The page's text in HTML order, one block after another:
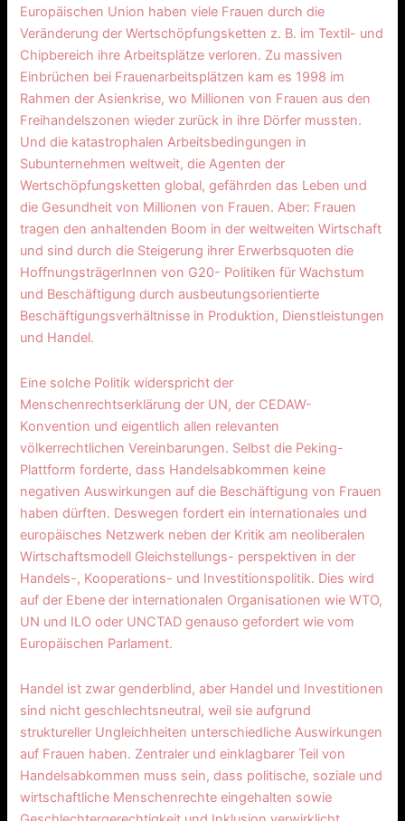
Europäischen Union haben viele Frauen durch die
Veränderung der Wertschöpfungsketten z. B. im Textil- und
Chipbereich ihre Arbeitsplätze verloren. Zu massiven
Einbrüchen bei Frauenarbeitsplätzen kam es 1998 im
Rahmen der Asienkrise, wo Millionen von Frauen aus den
Freihandelszonen wieder zurück in ihre Dörfer mussten.
Und die katastrophalen Arbeitsbedingungen in
Subunternehmen weltweit, die Agenten der
Wertschöpfungsketten global, gefährden das Leben und
die Gesundheit von Millionen von Frauen. Aber: Frauen
tragen den anhaltenden Boom in der weltweiten Wirtschaft
und sind durch die Steigerung ihrer Erwerbsquoten die
HoffnungsträgerInnen von G20- Politiken für Wachstum
und Beschäftigung durch ausbeutungsorientierte
Beschäftigungsverhältnisse in Produktion, Dienstleistungen
und Handel.
Eine solche Politik widerspricht der
Menschenrechtserklärung der UN, der CEDAW-
Konvention und eigentlich allen relevanten
völkerrechtlichen Vereinbarungen. Selbst die Peking-
Plattform forderte, dass Handelsabkommen keine
negativen Auswirkungen auf die Beschäftigung von Frauen
haben dürften. Deswegen fordert ein internationales und
europäisches Netzwerk neben der Kritik am neoliberalen
Wirtschaftsmodell Gleichstellungs- perspektiven in der
Handels-, Kooperations- und Investitionspolitik. Dies wird
auf der Ebene der internationalen Organisationen wie WTO,
UN und ILO oder UNCTAD genauso gefordert wie vom
Europäischen Parlament.
Handel ist zwar genderblind, aber Handel und Investitionen
sind nicht geschlechtsneutral, weil sie aufgrund
struktureller Ungleichheiten unterschiedliche Auswirkungen
auf Frauen haben. Zentraler und einklagbarer Teil von
Handelsabkommen muss sein, dass politische, soziale und
wirtschaftliche Menschenrechte eingehalten sowie